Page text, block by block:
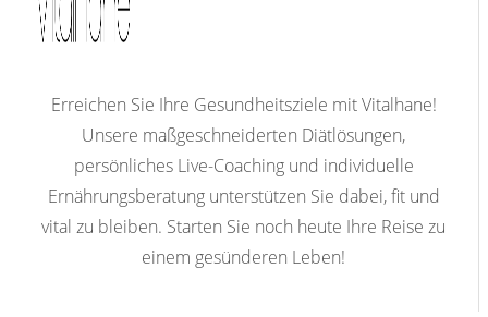
Erreichen Sie Ihre Gesundheitsziele mit Vitalhane!
Unsere maßgeschneiderten Diätlösungen,
persönliches Live-Coaching und individuelle
Ernährungsberatung unterstützen Sie dabei, fit und
vital zu bleiben. Starten Sie noch heute Ihre Reise zu
einem gesünderen Leben!